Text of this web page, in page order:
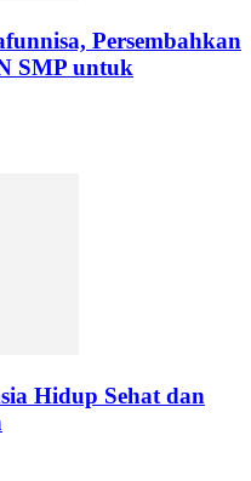
Persembahkan
SMP untuk
Hidup Sehat dan